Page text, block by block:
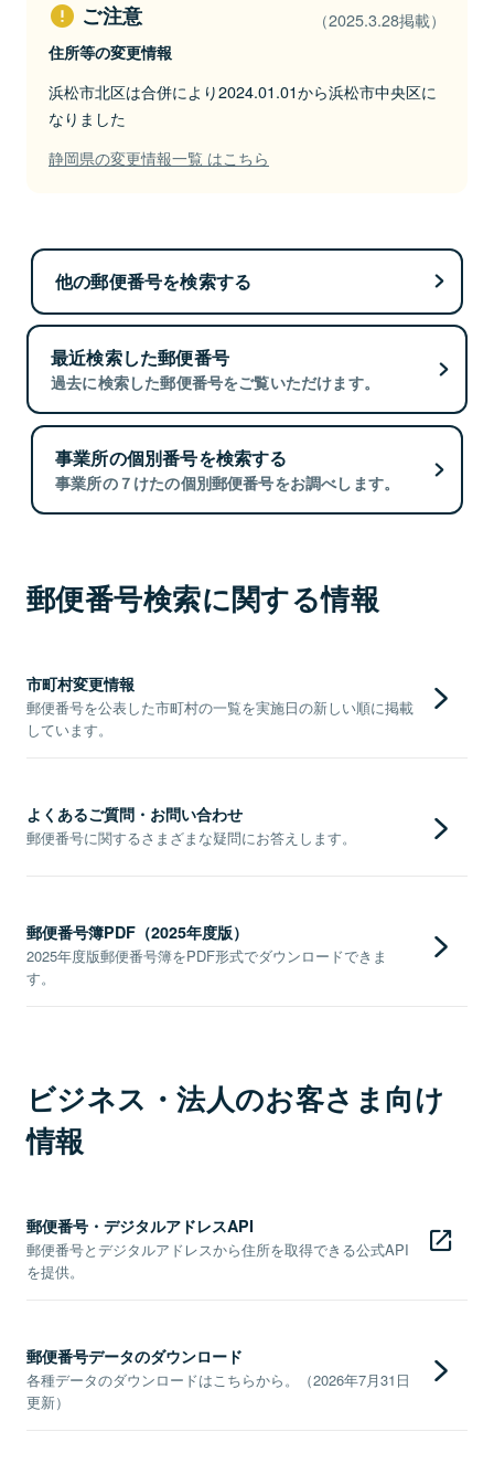
ご注意 （2025.3.28掲載）
住所等の変更情報
浜松市北区は合併により2024.01.01から浜松市中央区に
なりました
静岡県の変更情報一覧 はこちら
他の郵便番号を検索する
最近検索した郵便番号
過去に検索した郵便番号をご覧いただけます。
事業所の個別番号を検索する
事業所の７けたの個別郵便番号をお調べします。
郵便番号検索に関する情報
市町村変更情報
郵便番号を公表した市町村の一覧を実施日の新しい順に掲載
しています。
よくあるご質問・お問い合わせ
郵便番号に関するさまざまな疑問にお答えします。
郵便番号簿PDF（2025年度版）
2025年度版郵便番号簿をPDF形式でダウンロードできま
す。
ビジネス・法人のお客さま向け
情報
郵便番号・デジタルアドレスAPI
郵便番号とデジタルアドレスから住所を取得できる公式API
を提供。
郵便番号データのダウンロード
各種データのダウンロードはこちらから。（2026年7月31日
更新）